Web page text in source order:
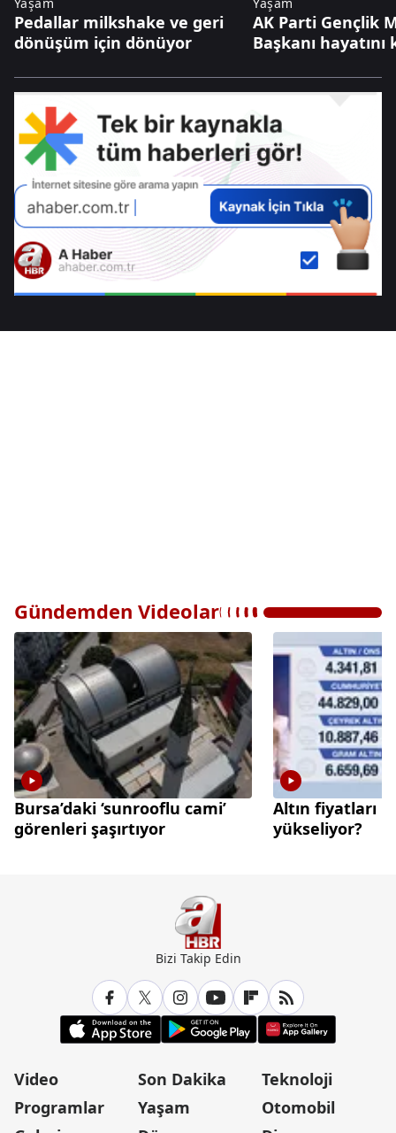
Pedallar milkshake ve geri
dönüşüm için dönüyor
AK Parti Gençlik
Başkanı
Gündemden Videolar
Bursa’daki ‘sunrooflu cami’
görenleri şaşırtıyor
Altın fiyatları
yükseliyor?
Bizi Takip Edin
Video
Programlar
Son Dakika
Yaşam
Teknoloji
Otomobil